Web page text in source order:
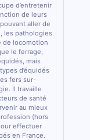
d’entretenir
de leurs
aller de
les pathologies
de locomotion
le ferrage,
mais
d’équidés
fers sur-
Il travaille
de santé
au mieux
(hors
effectuer
en France.